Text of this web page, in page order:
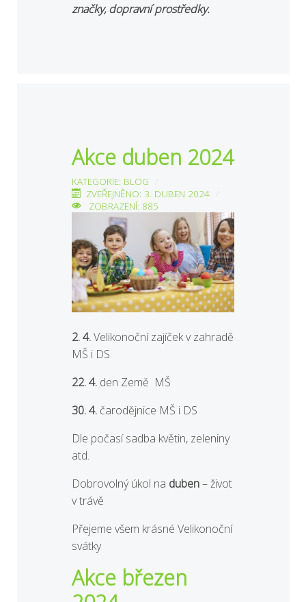
značky, dopravní prostředky.
Akce duben 2024
KATEGORIE: BLOG
ZVEŘEJNĚNO: 3. DUBEN 2024
ZOBRAZENÍ: 885
2. 4.Velikonoční zajíček v zahradě
MŠ i DS
22. 4. den Země MŠ
30. 4. čarodějnice MŠ i DS
Dle počasí sadba květin, zeleniny
atd.
Dobrovolný úkol na duben– život
v trávě
Přejeme všem krásné Velikonoční
svátky
Akce březen